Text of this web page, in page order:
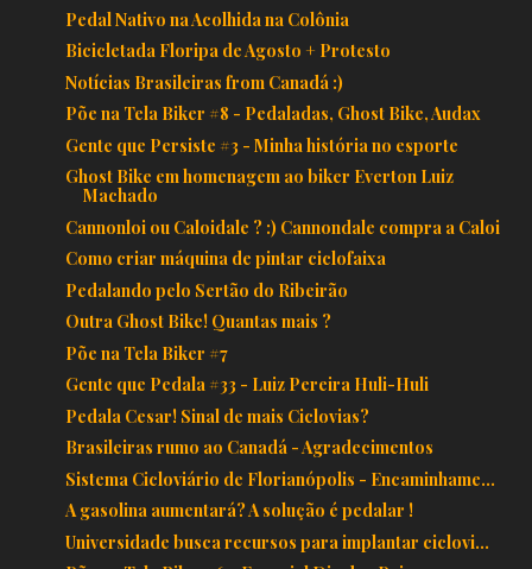
Pedal Nativo na Acolhida na Colônia
Bicicletada Floripa de Agosto + Protesto
Notícias Brasileiras from Canadá :)
Põe na Tela Biker #8 - Pedaladas, Ghost Bike, Audax
Gente que Persiste #3 - Minha história no esporte
Ghost Bike em homenagem ao biker Everton Luiz
Machado
Cannonloi ou Caloidale ? :) Cannondale compra a Caloi
Como criar máquina de pintar ciclofaixa
Pedalando pelo Sertão do Ribeirão
Outra Ghost Bike! Quantas mais ?
Põe na Tela Biker #7
Gente que Pedala #33 - Luiz Pereira Huli-Huli
Pedala Cesar! Sinal de mais Ciclovias?
Brasileiras rumo ao Canadá - Agradecimentos
Sistema Cicloviário de Florianópolis - Encaminhame...
A gasolina aumentará? A solução é pedalar !
Universidade busca recursos para implantar ciclovi...